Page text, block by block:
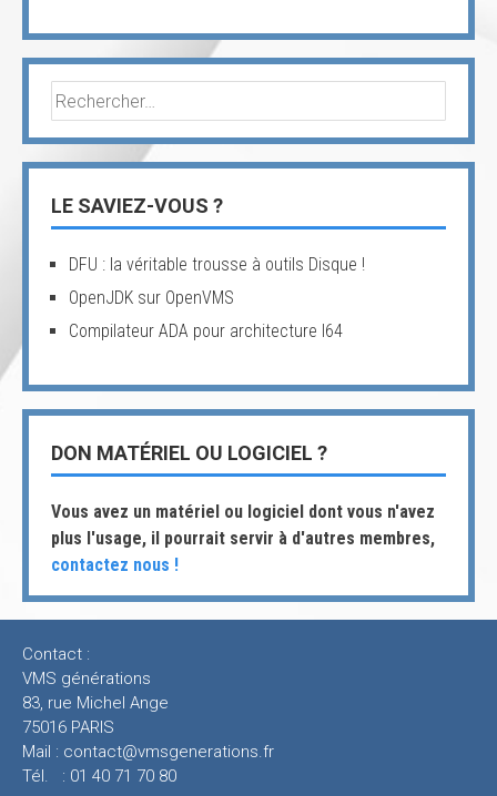
Rechercher :
LE SAVIEZ-VOUS ?
DFU : la véritable trousse à outils Disque !
OpenJDK sur OpenVMS
Compilateur ADA pour architecture I64
DON MATÉRIEL OU LOGICIEL ?
Vous avez un matériel ou logiciel dont vous n'avez
plus l'usage, il pourrait servir à d'autres membres,
contactez nous !
Contact :
VMS générations
83, rue Michel Ange
75016 PARIS
Mail : contact@vmsgenerations.fr
Tél. : 01 40 71 70 80